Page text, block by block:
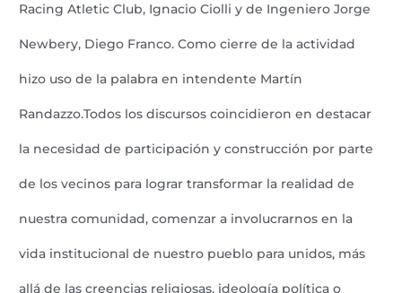
Racing Atletic Club, Ignacio Ciolli y de Ingeniero Jorge
Newbery, Diego Franco. Como cierre de la actividad
hizo uso de la palabra en intendente Martín
Randazzo.Todos los discursos coincidieron en destacar
la necesidad de participación y construcción por parte
de los vecinos para lograr transformar la realidad de
nuestra comunidad, comenzar a involucrarnos en la
vida institucional de nuestro pueblo para unidos, más
allá de las creencias religiosas, ideología política o